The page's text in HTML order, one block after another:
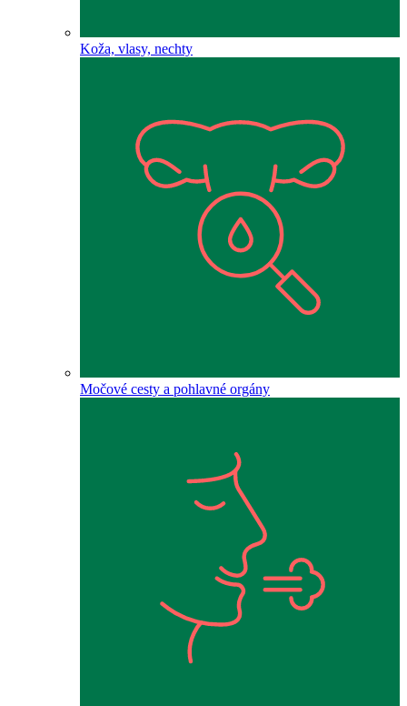
Koža, vlasy, nechty
Močové cesty a pohlavné orgány